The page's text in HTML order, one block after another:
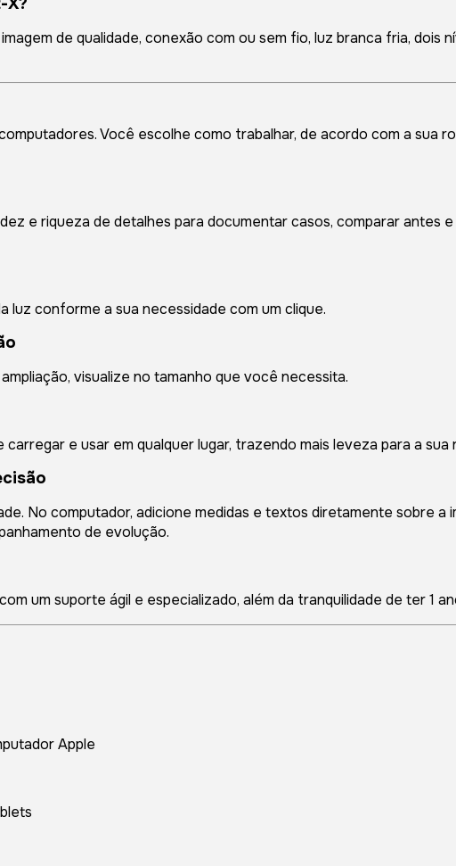
de qualidade, conexão com ou sem fio, luz branca fria, dois
Você escolhe como trabalhar, de acordo com a sua
e riqueza de detalhes para documentar casos, comparar antes
luz conforme a sua necessidade com um clique.
visualize no tamanho que você necessita.
e usar em qualquer lugar, trazendo mais leveza para a sua
No computador, adicione medidas e textos diretamente sobre a
de evolução.
um suporte ágil e especializado, além da tranquilidade de ter 1
Apple